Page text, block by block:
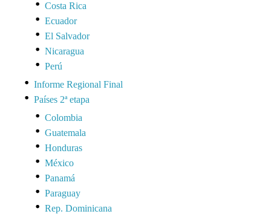
Costa Rica
Ecuador
El Salvador
Nicaragua
Perú
Informe Regional Final
Países 2ª etapa
Colombia
Guatemala
Honduras
México
Panamá
Paraguay
Rep. Dominicana